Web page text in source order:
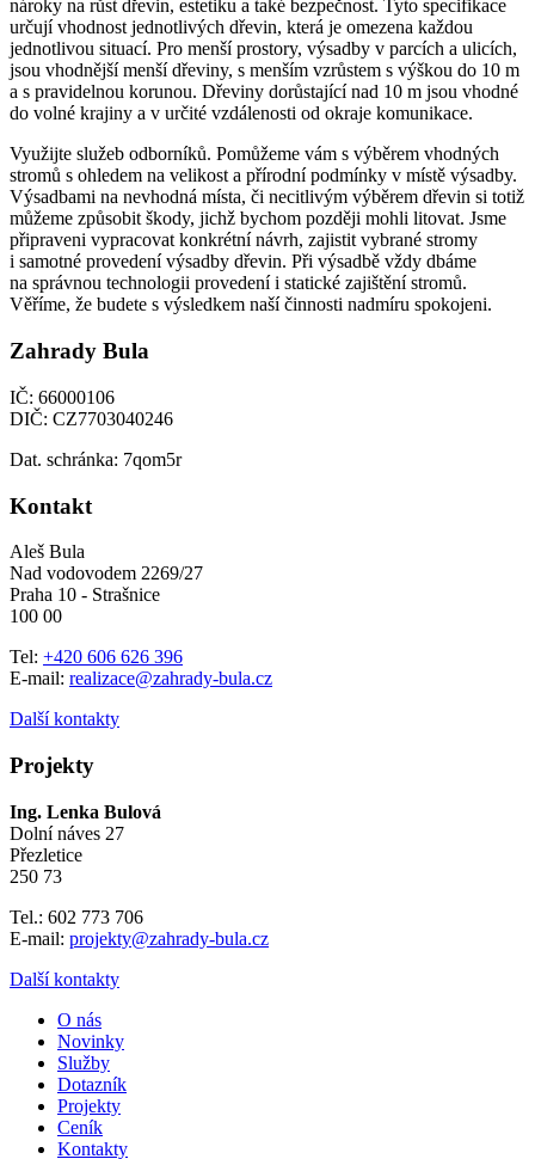
nároky na růst dřevin, estetiku a také bezpečnost. Tyto specifikace
určují vhodnost jednotlivých dřevin, která je omezena každou
jednotlivou situací. Pro menší prostory, výsadby v parcích a ulicích,
jsou vhodnější menší dřeviny, s menším vzrůstem s výškou do 10 m
a s pravidelnou korunou. Dřeviny dorůstající nad 10 m jsou vhodné
do volné krajiny a v určité vzdálenosti od okraje komunikace.
Využijte služeb odborníků. Pomůžeme vám s výběrem vhodných
stromů s ohledem na velikost a přírodní podmínky v místě výsadby.
Výsadbami na nevhodná místa, či necitlivým výběrem dřevin si totiž
můžeme způsobit škody, jichž bychom později mohli litovat. Jsme
připraveni vypracovat konkrétní návrh, zajistit vybrané stromy
i samotné provedení výsadby dřevin. Při výsadbě vždy dbáme
na správnou technologii provedení i statické zajištění stromů.
Věříme, že budete s výsledkem naší činnosti nadmíru spokojeni.
Zahrady Bula
IČ: 66000106
DIČ: CZ7703040246
Dat. schránka: 7qom5r
Kontakt
Aleš Bula
Nad vodovodem 2269/27
Praha 10 - Strašnice
100 00
Tel: +420 606 626 396
E-mail: realizace@zahrady-bula.cz
Další kontakty
Projekty
Ing. Lenka Bulová
Dolní náves 27
Přezletice
250 73
Tel.: 602 773 706
E-mail: projekty@zahrady-bula.cz
Další kontakty
O nás
Novinky
Služby
Dotazník
Projekty
Ceník
Kontakty